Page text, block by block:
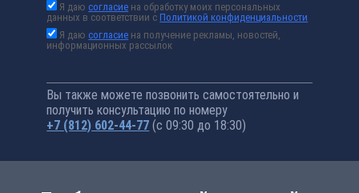
Я даюсогласие на обработку моих персональных
данных в соответствии сПолитикой конфиденциальности
Я даюсогласие на получение рекламы, новостей,
информационных рассылок
Вы также можете позвонить самостоятельно и
получить консультацию по номеру
+7 (812) 602-44-77 (с 09:30 до 18:30)